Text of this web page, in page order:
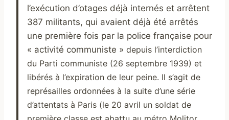
l’exécution d’otages déjà internés et arrêtent
387 militants, qui avaient déjà été arrêtés
une première fois par la police française pour
« activité communiste » depuis l’interdiction
du Parti communiste (26 septembre 1939) et
libérés à l’expiration de leur peine. Il s’agit de
représailles ordonnées à la suite d’une série
d’attentats à Paris (le 20 avril un soldat de